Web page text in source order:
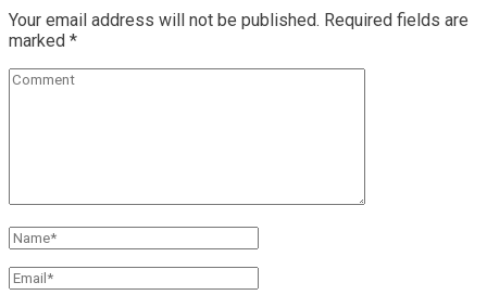
Your email address will not be published. Required fields are
marked *